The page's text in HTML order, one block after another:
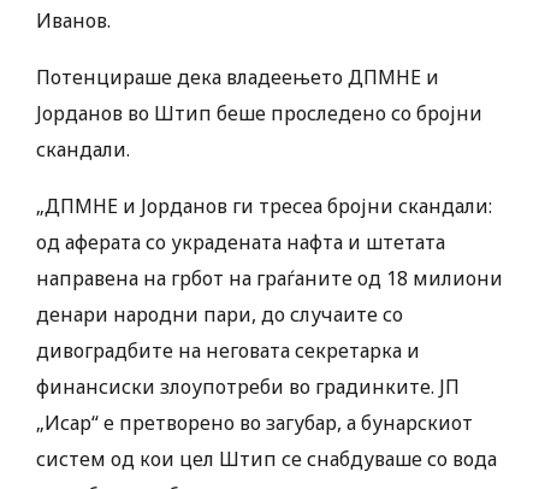
Иванов.
Потенцираше дека владеењето ДПМНЕ и
Јорданов во Штип беше проследено со бројни
скандали.
„ДПМНЕ и Јорданов ги тресеа бројни скандали:
од аферата со украдената нафта и штетата
направена на грбот на граѓаните од 18 милиони
денари народни пари, до случаите со
дивоградбите на неговата секретарка и
финансиски злоупотреби во градинките. ЈП
„Исар“ е претворено во загубар, а бунарскиот
систем од кои цел Штип се снабдуваше со вода